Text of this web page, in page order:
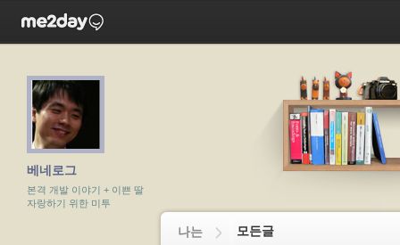
베네로그
본격 개발 이야기 + 이쁜 딸
자랑하기 위한 미투
나는 모든글